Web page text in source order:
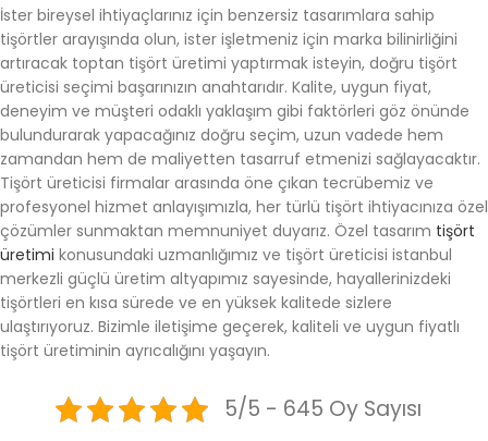
İster bireysel ihtiyaçlarınız için benzersiz tasarımlara sahip
tişörtler arayışında olun, ister işletmeniz için marka bilinirliğini
artıracak toptan tişört üretimi yaptırmak isteyin, doğru tişört
üreticisi seçimi başarınızın anahtarıdır. Kalite, uygun fiyat,
deneyim ve müşteri odaklı yaklaşım gibi faktörleri göz önünde
bulundurarak yapacağınız doğru seçim, uzun vadede hem
zamandan hem de maliyetten tasarruf etmenizi sağlayacaktır.
Tişört üreticisi firmalar arasında öne çıkan tecrübemiz ve
profesyonel hizmet anlayışımızla, her türlü tişört ihtiyacınıza özel
çözümler sunmaktan memnuniyet duyarız. Özel tasarım tişört
üretimi konusundaki uzmanlığımız ve tişört üreticisi istanbul
merkezli güçlü üretim altyapımız sayesinde, hayallerinizdeki
tişörtleri en kısa sürede ve en yüksek kalitede sizlere
ulaştırıyoruz. Bizimle iletişime geçerek, kaliteli ve uygun fiyatlı
tişört üretiminin ayrıcalığını yaşayın.
5/5 - 645 Oy Sayısı